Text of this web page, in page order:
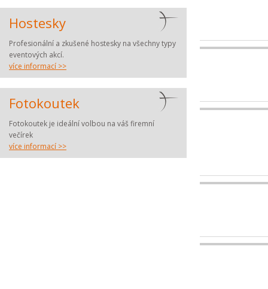
Hostesky
Profesionální a zkušené hostesky na všechny typy
eventových akcí.
více informací >>
Fotokoutek
Fotokoutek je ideální volbou na váš firemní
večírek
více informací >>